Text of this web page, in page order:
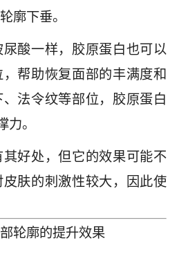
廓下垂。
尿酸一样，胶原蛋白也可以
帮助恢复面部的丰满度和
法令纹等部位，胶原蛋白
。
好处，但它的效果可能不
肤的刺激性较大，因此使
轮廓的提升效果